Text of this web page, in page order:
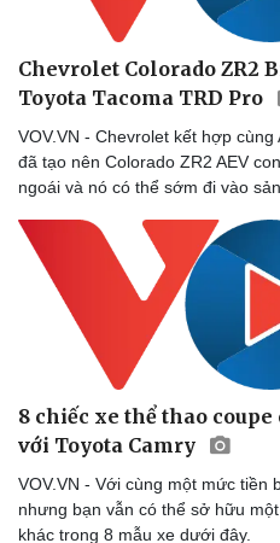
Chevrolet Colorado ZR2
Toyota Tacoma TRD Pro
VOV.VN - Chevrolet kết hợp
đã tạo nên Colorado ZR2 AEV
ngoái và nó có thể sớm đi vào
8 chiếc xe thể thao
với Toyota Camry
VOV.VN - Với cùng một mức tiền
nhưng bạn vẫn có thể sở hữu
khác trong 8 mẫu xe dưới đây.